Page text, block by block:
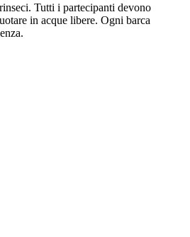
Tutti i partecipanti devono
in acque libere. Ogni barca